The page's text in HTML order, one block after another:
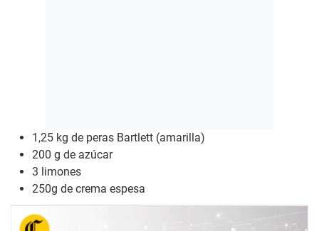
1,25 kg de peras Bartlett (amarilla)
200 g de azúcar
3 limones
250g de crema espesa